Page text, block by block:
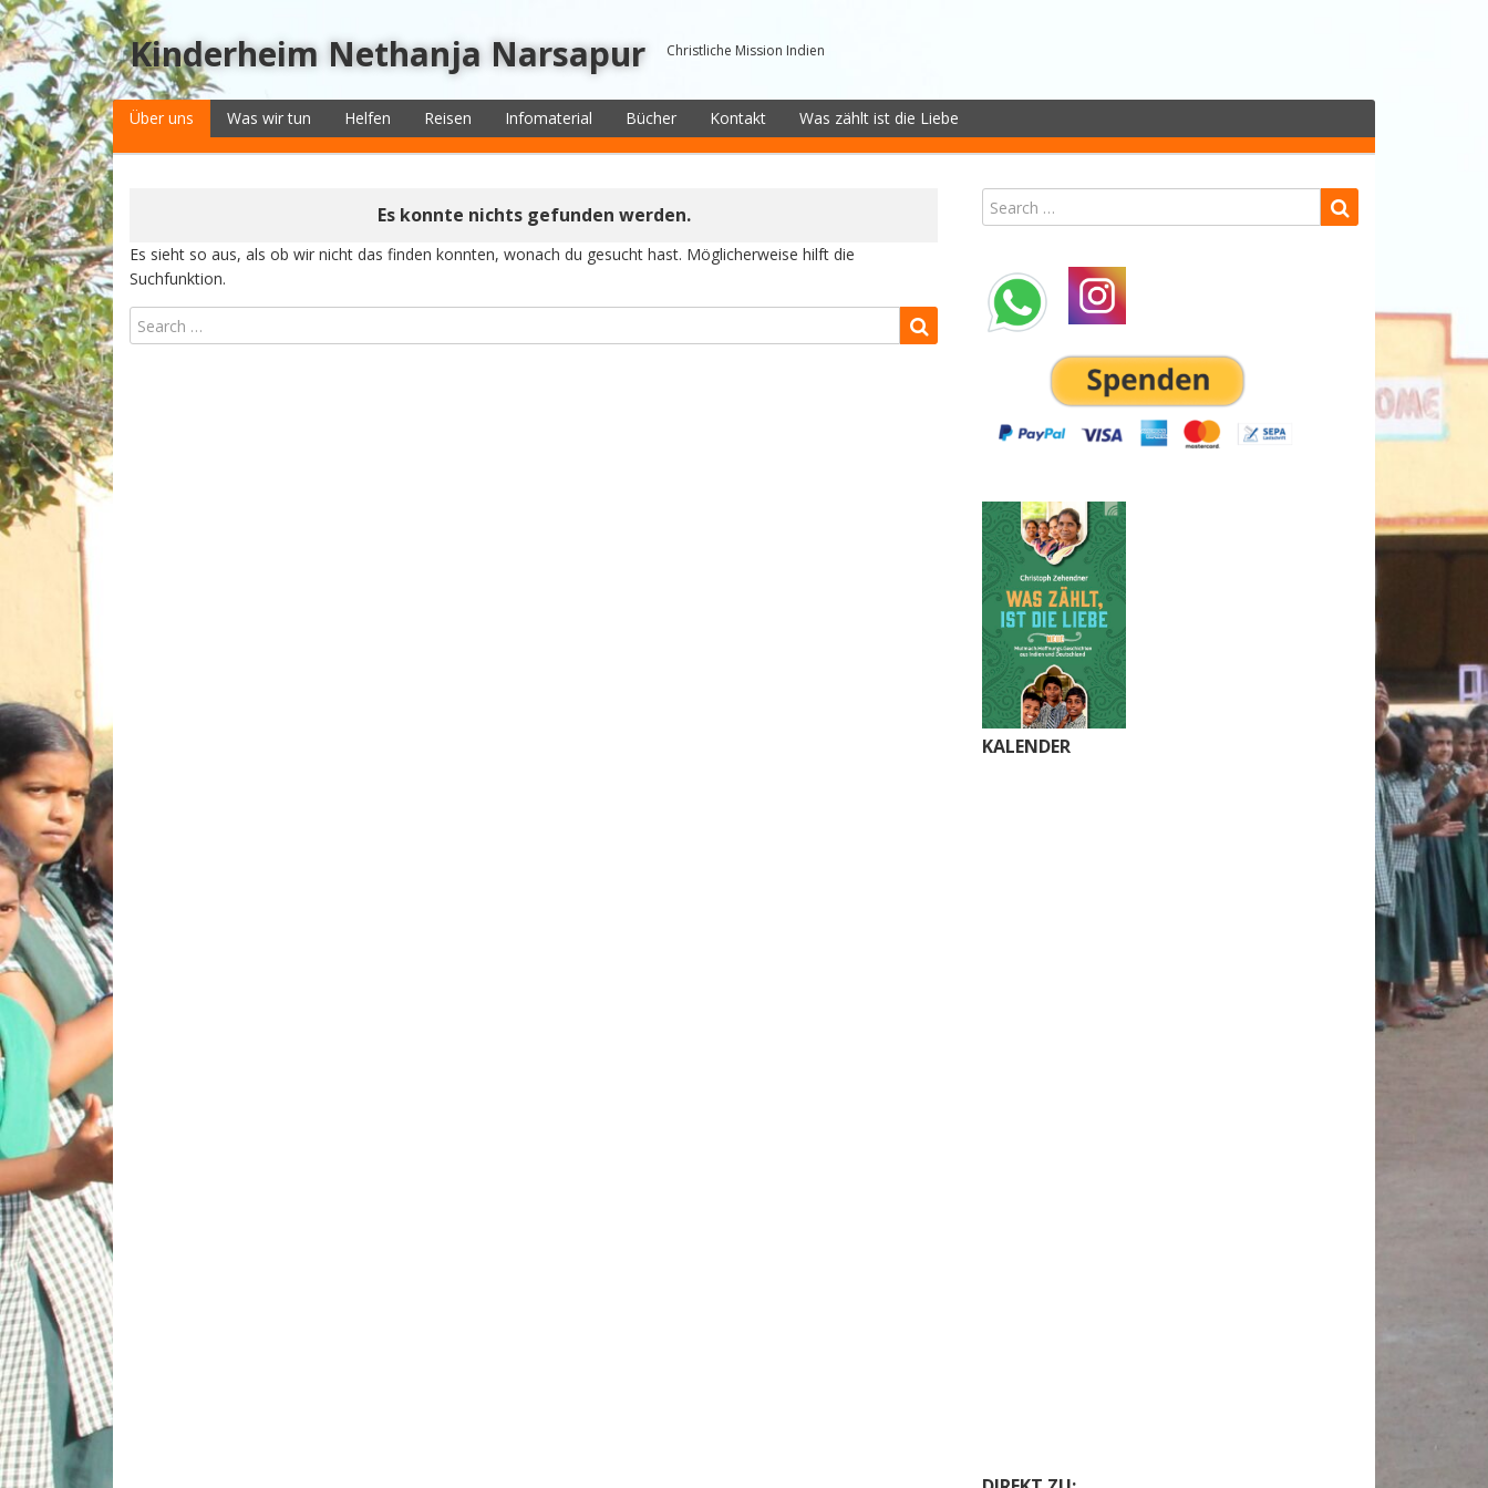
Kinderheim Nethanja Narsapur Christliche Mission Indien
Über uns Was wir tun Helfen Reisen Infomaterial Bücher Kontakt Was zählt ist die Liebe
Es konnte nichts gefunden werden.
Es sieht so aus, als ob wir nicht das finden konnten, wonach du gesucht hast. Möglicherweise hilft die
Suchfunktion.
KALENDER